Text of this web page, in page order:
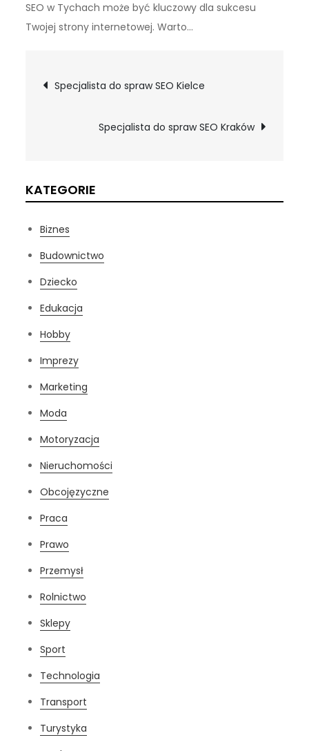
SEO w Tychach może być kluczowy dla sukcesu
Twojej strony internetowej. Warto…
Nawigacja
wpisu
Specjalista do spraw SEO Kielce
Specjalista do spraw SEO Kraków
KATEGORIE
Biznes
Budownictwo
Dziecko
Edukacja
Hobby
Imprezy
Marketing
Moda
Motoryzacja
Nieruchomości
Obcojęzyczne
Praca
Prawo
Przemysł
Rolnictwo
Sklepy
Sport
Technologia
Transport
Turystyka